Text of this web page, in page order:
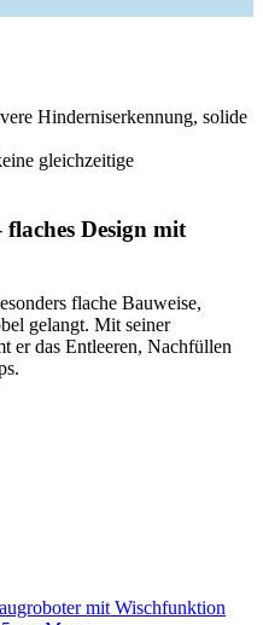
Hinderniserkennung, solide
gleichzeitige
Design mit
flache Bauweise,
gelangt. Mit seiner
er das Entleeren, Nachfüllen
mit Wischfunktion